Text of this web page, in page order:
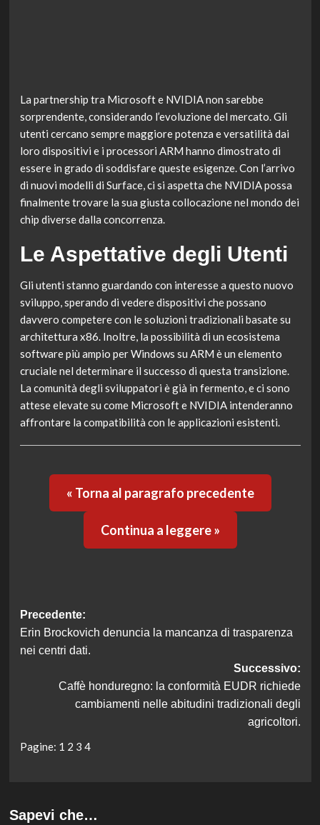
La partnership tra Microsoft e NVIDIA non sarebbe
sorprendente, considerando l’evoluzione del mercato. Gli
utenti cercano sempre maggiore potenza e versatilità dai
loro dispositivi e i processori ARM hanno dimostrato di
essere in grado di soddisfare queste esigenze. Con l’arrivo
di nuovi modelli di Surface, ci si aspetta che NVIDIA possa
finalmente trovare la sua giusta collocazione nel mondo dei
chip diverse dalla concorrenza.
Le Aspettative degli Utenti
Gli utenti stanno guardando con interesse a questo nuovo
sviluppo, sperando di vedere dispositivi che possano
davvero competere con le soluzioni tradizionali basate su
architettura x86. Inoltre, la possibilità di un ecosistema
software più ampio per Windows su ARM è un elemento
cruciale nel determinare il successo di questa transizione.
La comunità degli sviluppatori è già in fermento, e ci sono
attese elevate su come Microsoft e NVIDIA intenderanno
affrontare la compatibilità con le applicazioni esistenti.
« Torna al paragrafo precedente
Continua a leggere »
Navigazione
articolo
Precedente:
Erin Brockovich denuncia la mancanza di trasparenza
nei centri dati.
Successivo:
Caffè honduregno: la conformità EUDR richiede
cambiamenti nelle abitudini tradizionali degli
agricoltori.
Pagine: 1 2 3 4
Sapevi che…